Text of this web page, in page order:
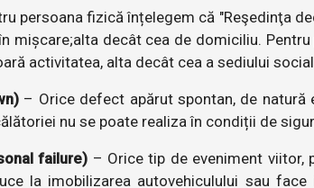
persoana fizică înțelegem că "Reşedinţa
mișcare;alta decât cea de domiciliu.
activitatea, alta decât cea a sediului
– Orice defect apărut spontan, de
nu se poate realiza în condiții de
failure) – Orice tip de eveniment viitor,
la imobilizarea autovehiculului sau